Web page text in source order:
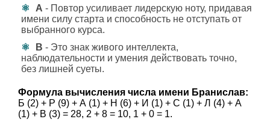
А - Повтор усиливает лидерскую ноту, придавая
имени силу старта и способность не отступать от
выбранного курса.
В - Это знак живого интеллекта,
наблюдательности и умения действовать точно,
без лишней суеты.
Формула вычисления числа имени Бранислав:
Б (2) + Р (9) + А (1) + Н (6) + И (1) + С (1) + Л (4) + А
(1) + В (3) = 28, 2 + 8 = 10, 1 + 0 = 1.